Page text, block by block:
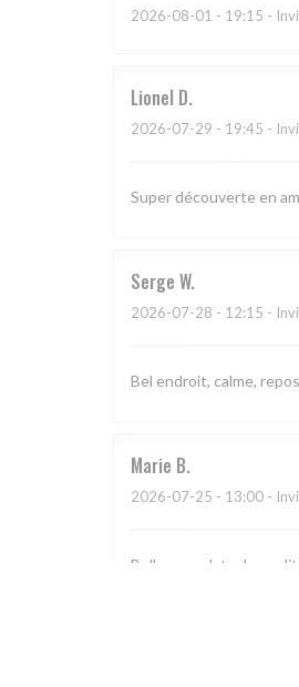
2026-08-01 - 19:15 -
Lionel D
2026-07-29 - 19:45 -
Super découverte en
Serge W
2026-07-28 - 12:15 -
Bel endroit, calme,
Marie B
2026-07-25 - 13:00 -
Belle vue, plats de